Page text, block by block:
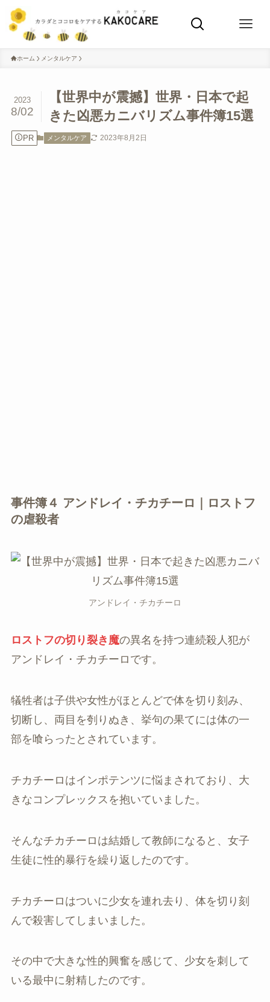
ホーム メンタルケア
【世界中が震撼】世界・日本で起
きた凶悪カニバリズム事件簿15選
2023
8/02
PR メンタルケア 2023年8月2日
事件簿４ アンドレイ・チカチーロ｜ロストフ
の虐殺者
アンドレイ・チカチーロ
ロストフの切り裂き魔の異名を持つ連続殺人犯が
アンドレイ・チカチーロです。
犠牲者は子供や女性がほとんどで体を切り刻み、
切断し、両目を刳りぬき、挙句の果てには体の一
部を喰らったとされています。
チカチーロはインポテンツに悩まされており、大
きなコンプレックスを抱いていました。
そんなチカチーロは結婚して教師になると、女子
生徒に性的暴行を繰り返したのです。
チカチーロはついに少女を連れ去り、体を切り刻
んで殺害してしまいました。
その中で大きな性的興奮を感じて、少女を刺して
いる最中に射精したのです。